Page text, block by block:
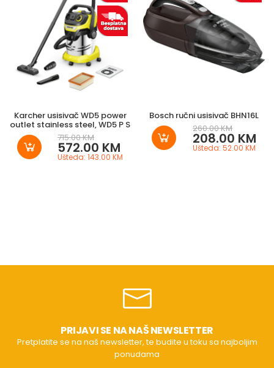
Karcher usisivač WD5 power
outlet stainless steel, WD5 P S
715.00 KM
572.00 KM
Ušteda: 143.00 KM
Bosch ručni usisivač BHN16L
260.00 KM
208.00 KM
Ušteda: 52.00 KM
PRIJAVI SE NA NAŠ NEWSLETTER
Pretplatite se na naš newsletter, te budite u toku sa najboljim
ponudama